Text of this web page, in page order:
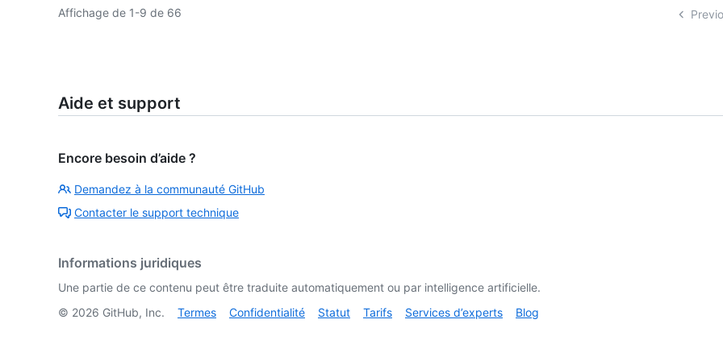
Affichage de 1-9 de 66
Aide et support
Encore besoin d’aide ?
Demandez à la communauté GitHub
Contacter le support technique
Informations juridiques
Une partie de ce contenu peut être traduite automatiquement ou par intelligence artificielle.
© 2026 GitHub, Inc. Termes Confidentialité Statut Tarifs Services d’experts Blog